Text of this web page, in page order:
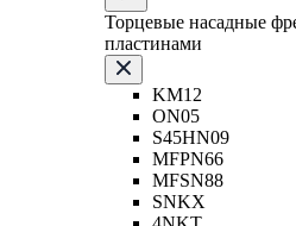
Торцевые насадные
пластинами
KM12
ON05
S45HN09
MFPN66
MFSN88
SNKX